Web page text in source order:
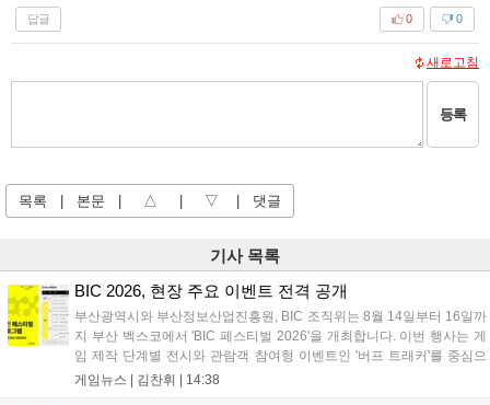
답글 0
0
새로고침
등록
목록 | 본문 | △ | ▽ | 댓글
기사 목록
BIC 2026, 현장 주요 이벤트 전격 공개
부산광역시와 부산정보산업진흥원, BIC 조직위는 8월 14일부터 16일까
지 부산 벡스코에서 'BIC 페스티벌 2026'을 개최합니다. 이번 행사는 게
임 제작 단계별 전시와 관람객 참여형 이벤트인 '버프 트래커'를 중심으
로 운영되며, 16일에는 우수작을 선정하는 'BIC 어워즈'가 열립니다. 또
게임뉴스 | 김찬휘 | 14:38